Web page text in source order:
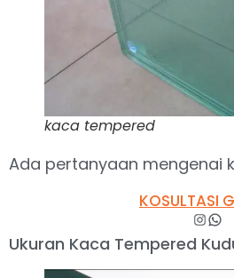
kaca tempered
Ada pertanyaan mengenai
KOSULTASI
Ukuran Kaca Tempered